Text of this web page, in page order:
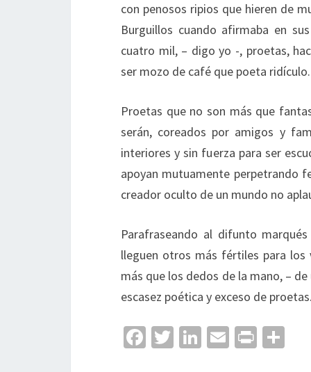
con penosos ripios que hieren de
Burguillos cuando afirmaba en sus
cuatro mil, – digo yo -, proetas,
ser mozo de café que poeta ridículo.
Proetas que no son más que
serán, coreados por amigos y
interiores y sin fuerza para ser
apoyan mutuamente perpetrando
creador oculto de un mundo no
Parafraseando al difunto
lleguen otros más fértiles para
más que los dedos de la mano, –
escasez poética y exceso de proetas.
Fa T
Li
E
Pr